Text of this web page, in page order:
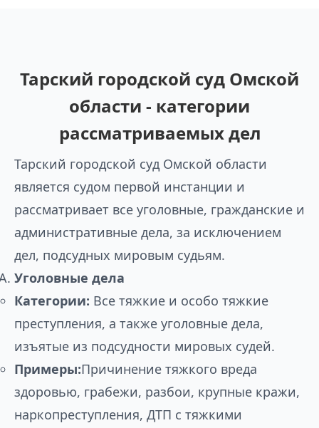
Тарский городской суд Омской
области - категории
рассматриваемых дел
Тарский городской суд Омской области
является судом первой инстанции и
рассматривает все уголовные, гражданские и
административные дела, за исключением
дел, подсудных мировым судьям.
Уголовные дела
Категории: Все тяжкие и особо тяжкие
преступления, а также уголовные дела,
изъятые из подсудности мировых судей.
Примеры:Причинение тяжкого вреда
здоровью, грабежи, разбои, крупные кражи,
наркопреступления, ДТП с тяжкими